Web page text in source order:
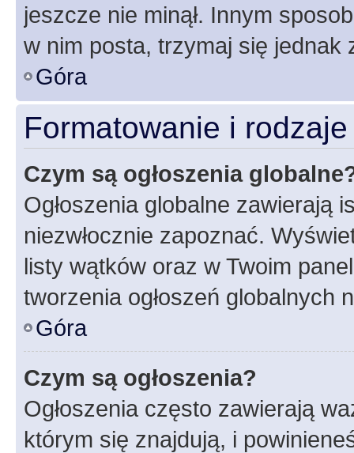
jeszcze nie minął. Innym
w nim posta, trzymaj się jednak
Góra
Formatowanie i
Czym są ogłoszenia
Ogłoszenia globalne zawierają
niezwłocznie zapoznać.
listy wątków oraz w Twoim
tworzenia ogłoszeń globalnych
Góra
Czym są ogłoszenia?
Ogłoszenia często zawierają
którym się znajdują, i